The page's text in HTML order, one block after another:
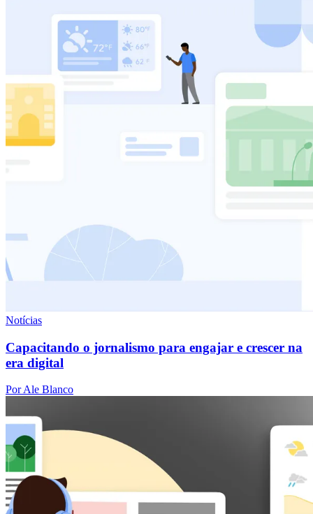
Notícias
Capacitando o jornalismo para engajar e crescer na
era digital
Por Ale Blanco